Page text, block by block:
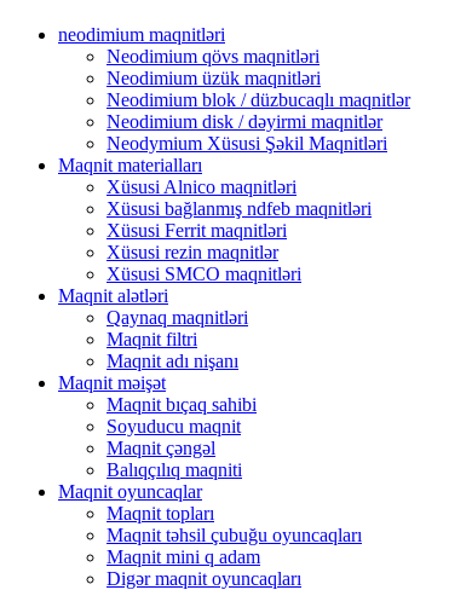
neodimium maqnitləri
Neodimium qövs maqnitləri
Neodimium üzük maqnitləri
Neodimium blok / düzbucaqlı maqnitlər
Neodimium disk / dəyirmi maqnitlər
Neodymium Xüsusi Şəkil Maqnitləri
Maqnit materialları
Xüsusi Alnico maqnitləri
Xüsusi bağlanmış ndfeb maqnitləri
Xüsusi Ferrit maqnitləri
Xüsusi rezin maqnitlər
Xüsusi SMCO maqnitləri
Maqnit alətləri
Qaynaq maqnitləri
Maqnit filtri
Maqnit adı nişanı
Maqnit məişət
Maqnit bıçaq sahibi
Soyuducu maqnit
Maqnit çəngəl
Balıqçılıq maqniti
Maqnit oyuncaqlar
Maqnit topları
Maqnit təhsil çubuğu oyuncaqları
Maqnit mini q adam
Digər maqnit oyuncaqları